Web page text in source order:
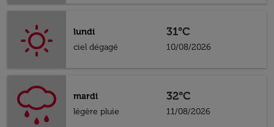
lundi
ciel dégagé
31°C
10/08/2026
mardi
légère pluie
32°C
11/08/2026